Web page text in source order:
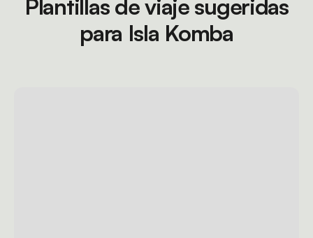
Plantillas de viaje sugeridas
para Isla Komba